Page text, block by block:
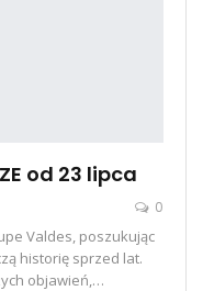
od 23 lipca
0
Valdes, poszukując
historię sprzed lat.
objawień,…